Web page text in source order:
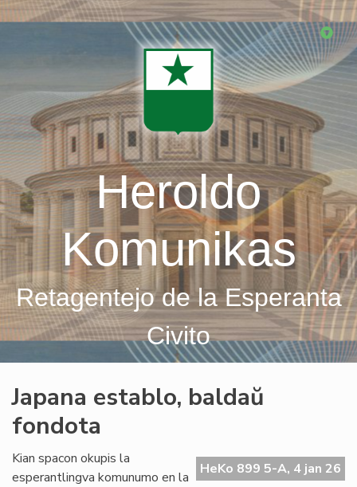
Skip
Heroldo
Komunikas
Retagentejo de la Esperanta
Civito
Japana establo, baldaŭ
fondota
HeKo 899 5-A, 4 jan 26
Kian spacon okupis la
esperantlingva komunumo en la